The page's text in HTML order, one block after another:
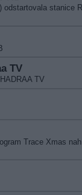
odstartovala stanice
TV
TV
Trace Xmas